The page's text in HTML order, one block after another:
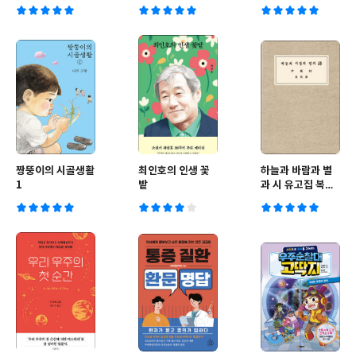
짱뚱이의 시골생활
1
최인호의 인생 꽃
밭
하늘과 바람과 별
과 시 유고집 복각